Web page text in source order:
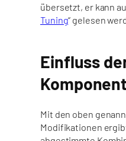
übersetzt, er kann
Tuning“ gelesen
Einfluss
Mit den oben
Modifikationen